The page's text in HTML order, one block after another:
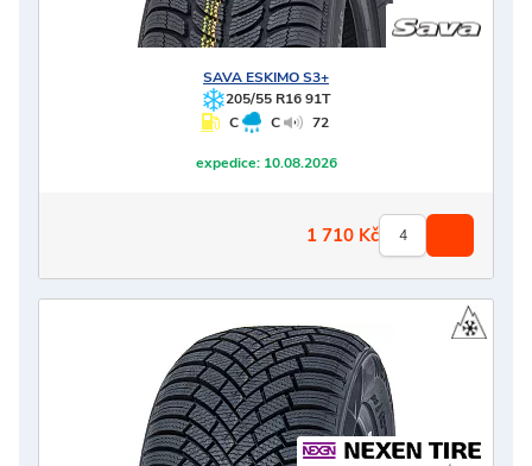
SAVA ESKIMO S3+
205/55 R16 91T
C
C 72
expedice:10.08.2026
1 710 Kč